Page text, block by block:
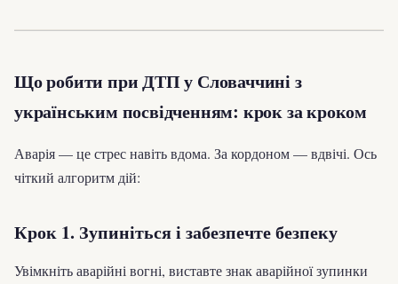
Що робити при ДТП у Словаччині з
українським посвідченням: крок за кроком
Аварія — це стрес навіть вдома. За кордоном — вдвічі. Ось
чіткий алгоритм дій:
Крок 1. Зупиніться і забезпечте безпеку
Увімкніть аварійні вогні, виставте знак аварійної зупинки